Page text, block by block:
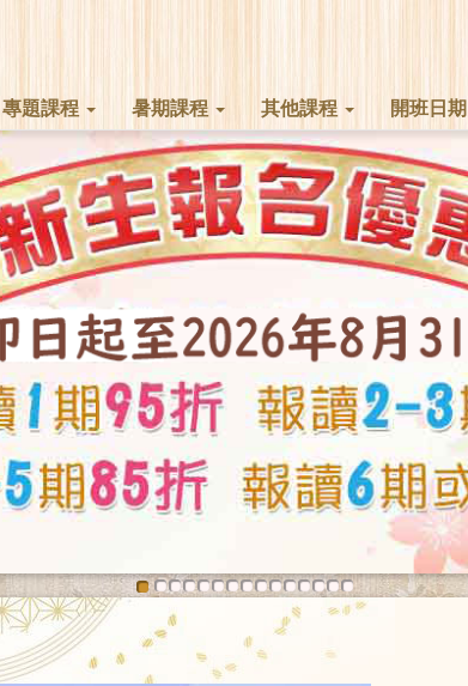
專題課程 暑期課程 其他課程 開班日期